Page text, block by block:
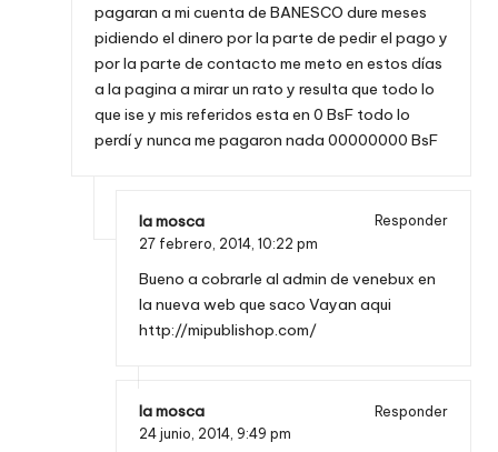
pagaran a mi cuenta de BANESCO dure meses
pidiendo el dinero por la parte de pedir el pago y
por la parte de contacto me meto en estos días
a la pagina a mirar un rato y resulta que todo lo
que ise y mis referidos esta en 0 BsF todo lo
perdí y nunca me pagaron nada 00000000 BsF
la mosca
Responder
27 febrero, 2014, 10:22 pm
Bueno a cobrarle al admin de venebux en
la nueva web que saco Vayan aqui
http://mipublishop.com/
la mosca
Responder
24 junio, 2014, 9:49 pm